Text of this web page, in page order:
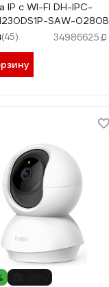
IP с WI-FI DH-IPC-
SAW-0280B
(45) 34986625